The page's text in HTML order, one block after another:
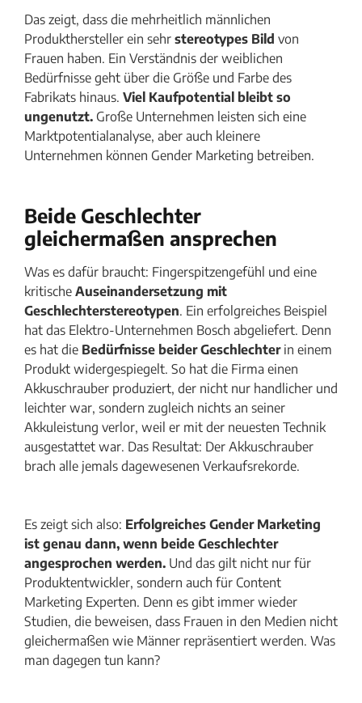
Das zeigt, dass die mehrheitlich männlichen
Produkthersteller ein sehr stereotypes Bild von
Frauen haben. Ein Verständnis der weiblichen
Bedürfnisse geht über die Größe und Farbe des
Fabrikats hinaus. Viel Kaufpotential bleibt so
ungenutzt. Große Unternehmen leisten sich eine
Marktpotentialanalyse, aber auch kleinere
Unternehmen können Gender Marketing betreiben.
Beide Geschlechter
gleichermaßen ansprechen
Was es dafür braucht: Fingerspitzengefühl und eine
kritische Auseinandersetzung mit
Geschlechterstereotypen. Ein erfolgreiches Beispiel
hat das Elektro-Unternehmen Bosch abgeliefert. Denn
es hat die Bedürfnisse beider Geschlechterin einem
Produkt widergespiegelt. So hat die Firma einen
Akkuschrauber produziert, der nicht nur handlicher und
leichter war, sondern zugleich nichts an seiner
Akkuleistung verlor, weil er mit der neuesten Technik
ausgestattet war. Das Resultat: Der Akkuschrauber
brach alle jemals dagewesenen Verkaufsrekorde.
Es zeigt sich also: Erfolgreiches Gender Marketing
ist genau dann, wenn beide Geschlechter
angesprochen werden. Und das gilt nicht nur für
Produktentwickler, sondern auch für Content
Marketing Experten. Denn es gibt immer wieder
Studien, die beweisen, dass Frauen in den Medien nicht
gleichermaßen wie Männer repräsentiert werden. Was
man dagegen tun kann?